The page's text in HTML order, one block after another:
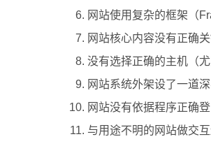
网站使用复杂的框架（
网站核心内容没有正确关
没有选择正确的主机（
网站系统外架设了一道
网站没有依据程序正确登
与用途不明的网站做交互